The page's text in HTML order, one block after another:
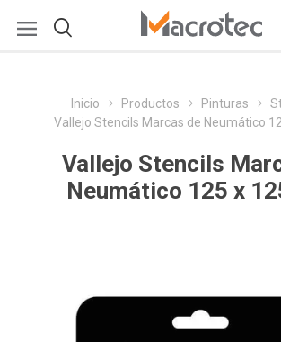
Inicio Productos Pinturas
Vallejo Stencils Marcas de Neumático
Vallejo Stencils
Neumático 125 x